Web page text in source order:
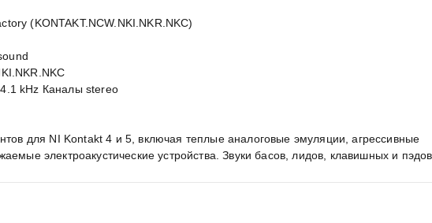
(KONTAKT.NCW.NKI.NKR.NKC)
kHz Каналы stereo
для NI Kontakt 4 и 5, включая теплые аналоговые эмуляции, агрессивные
электроакустические устройства. Звуки басов, лидов, клавишных и